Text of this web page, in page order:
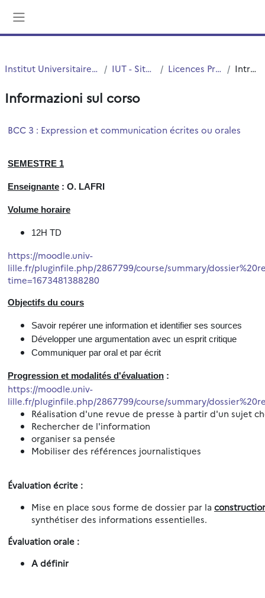
Institut Universitaire de Technologie (IUT) IUT - Site de Roubaix Licences Professionnelles Introduzione
Informazioni sul corso
BCC 3 : Expression et communication écrites ou orales
SEMESTRE 1
Enseignante : O. LAFRI
Volume horaire
12H TD
https://moodle.univ-
lille.fr/pluginfile.php/2867799/course/summary/
time=1673481388280
Objectifs du cours
Savoir repérer une information et identifier ses sources
Développer une argumentation avec un esprit critique
Communiquer par oral et par écrit
Progression et modalités d'évaluation :
https://moodle.univ-
lille.fr/pluginfile.php/2867799/course/summary/
Réalisation d'une revue de presse à partir d'un sujet
Rechercher de l'information
organiser sa pensée
Mobiliser des références journalistiques
Évaluationécrite :
Mise en place sous forme de dossier par la
synthétiser des informations essentielles.
Évaluation orale :
A définir